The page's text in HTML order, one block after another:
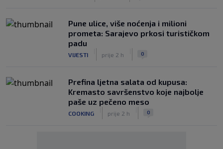
Pune ulice, više noćenja i milioni
prometa: Sarajevo prkosi turističkom
padu
VIJESTI prije 2 h 0
Prefina ljetna salata od kupusa:
Kremasto savršenstvo koje najbolje
paše uz pečeno meso
COOKING prije 2 h 0